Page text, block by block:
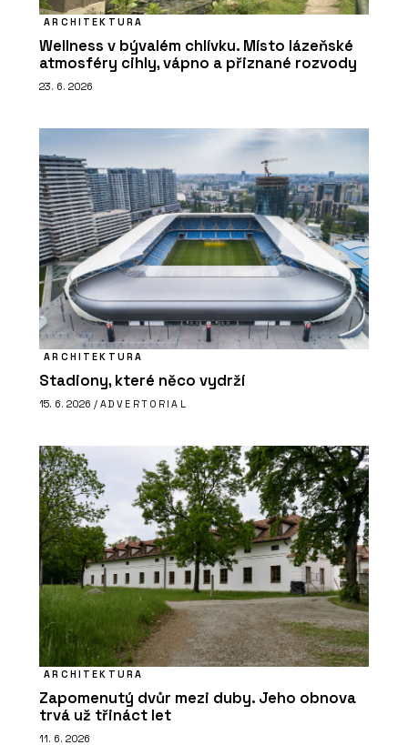
ARCHITEKTURA
Wellness v bývalém chlívku. Místo lázeňské
atmosféry cihly, vápno a přiznané rozvody
23. 6. 2026
ARCHITEKTURA
Stadiony, které něco vydrží
15. 6. 2026 / ADVERTORIAL
ARCHITEKTURA
Zapomenutý dvůr mezi duby. Jeho obnova
trvá už třináct let
11. 6. 2026